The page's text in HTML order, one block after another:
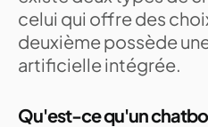
celui qui offre des
deuxième possède
artificielle intégrée.
Qu'est-ce qu'un